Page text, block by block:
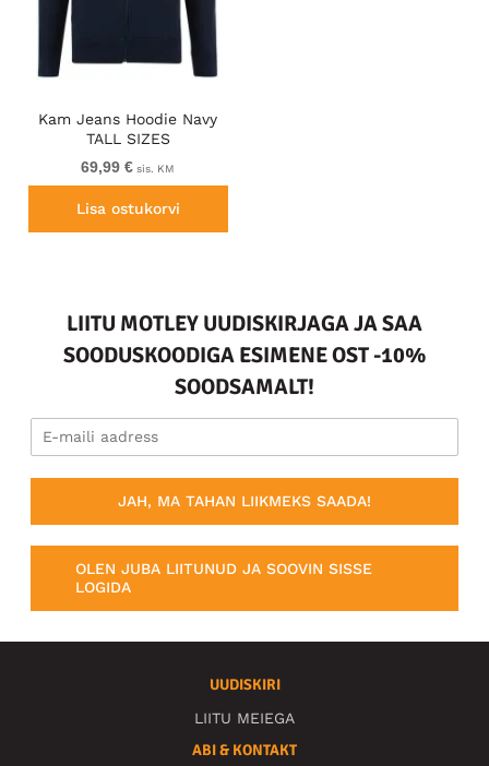
Kam Jeans Hoodie Navy
TALL SIZES
69,99 € sis. KM
Lisa ostukorvi
LIITU MOTLEY UUDISKIRJAGA JA SAA
SOODUSKOODIGA ESIMENE OST -10%
SOODSAMALT!
JAH, MA TAHAN LIIKMEKS SAADA!
OLEN JUBA LIITUNUD JA SOOVIN SISSE
LOGIDA
UUDISKIRI
LIITU MEIEGA
ABI & KONTAKT